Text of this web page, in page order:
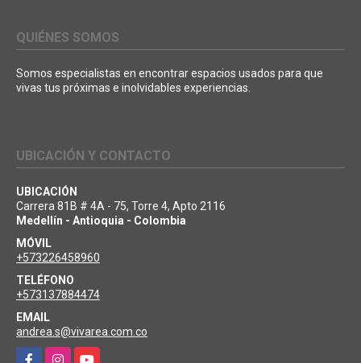
QUIÉNES SOMOS
Somos especialistas en encontrar espacios usados para que
vivas tus próximas e inolvidables experiencias.
UBICACIÓN Y CONTACTO
UBICACIÓN
Carrera 81B # 4A - 75, Torre 4, Apto 2116
Medellín - Antioquia - Colombia
MÓVIL
+573226458960
TELÉFONO
+573137884474
EMAIL
andrea.s@vivarea.com.co
FacebookInstagramYouTube